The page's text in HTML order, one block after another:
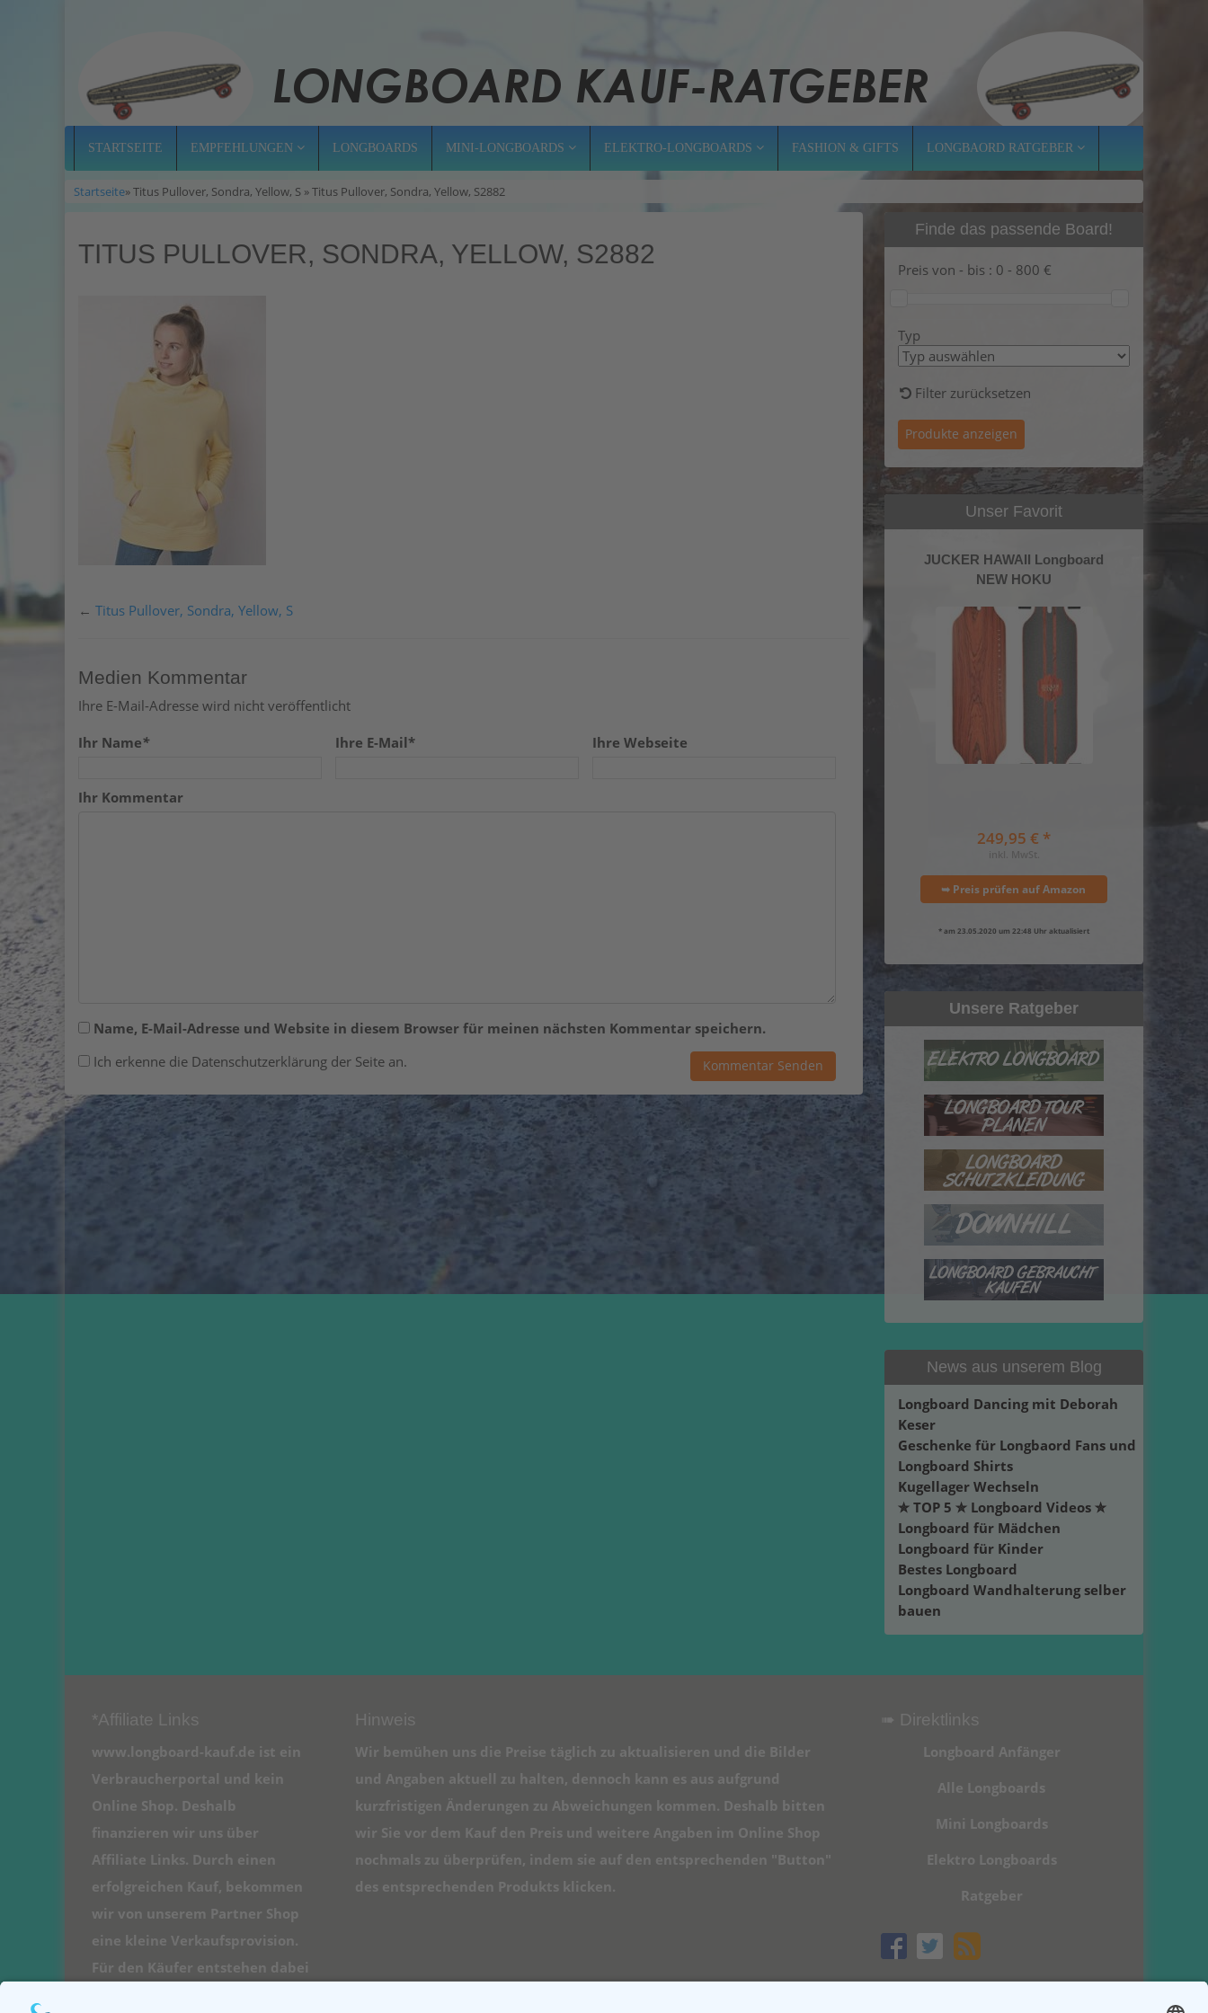
STARTSEITE EMPFEHLUNGEN LONGBOARDS MINI-LONGBOARDS ELEKTRO-LONGBOARDS FASHION & GIFTS LONGBAORD RATGEBER
Startseite» Titus Pullover, Sondra, Yellow, S » Titus Pullover, Sondra, Yellow, S2882
TITUS PULLOVER, SONDRA, YELLOW, S2882
← Titus Pullover, Sondra, Yellow, S
Medien Kommentar
Ihre E-Mail-Adresse wird nicht veröffentlicht
Ihr Name* Ihre E-Mail* Ihre Webseite
Ihr Kommentar
Name, E-Mail-Adresse und Website in diesem Browser für meinen nächsten Kommentar speichern.
Ich erkenne die Datenschutzerklärung der Seite an.
Finde das passende Board!
Preis von - bis : 0 - 800 €
Typ
Filter zurücksetzen
Unser Favorit
JUCKER HAWAII Longboard
NEW HOKU
249,95 € *
inkl. MwSt.
➥ Preis prüfen auf Amazon
* am 23.05.2020 um 22:48 Uhr aktualisiert
Unsere Ratgeber
News aus unserem Blog
Longboard Dancing mit Deborah
Keser
Geschenke für Longbaord Fans und
Longboard Shirts
Kugellager Wechseln
✮ TOP 5 ✮ Longboard Videos ✮
Longboard für Mädchen
Longboard für Kinder
Bestes Longboard
Longboard Wandhalterung selber
bauen
*Affiliate Links
www.longboard-kauf.de ist ein
Verbraucherportal und kein
Online Shop. Deshalb
finanzieren wir uns über
Affiliate Links. Durch einen
erfolgreichen Kauf, bekommen
wir von unserem Partner Shop
eine kleine Verkaufsprovision.
Für den Käufer entstehen dabei
Hinweis
Wir bemühen uns die Preise täglich zu aktualisieren und die Bilder
und Angaben aktuell zu halten, dennoch kann es aus aufgrund
kurzfristigen Änderungen zu Abweichungen kommen. Deshalb bitten
wir Sie vor dem Kauf den Preis und weitere Angaben im Online Shop
nochmals zu überprüfen, indem sie auf den entsprechenden "Button"
des entsprechenden Produkts klicken.
➠ Direktlinks
Longboard Anfänger
Alle Longboards
Mini Longboards
Elektro Longboards
Ratgeber